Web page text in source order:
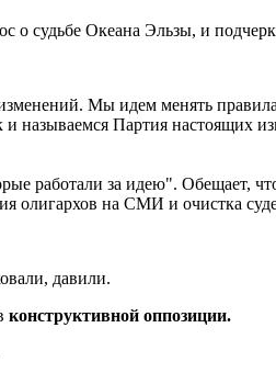
судьбе Океана Эльзы, и
Мы идем менять
Партия настоящих
работали за идею". Обещает,
олигархов на СМИ и очистка
давили.
конструктивной оппозиции.